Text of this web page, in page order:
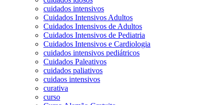
cuidados intensivos
Cuidados Intensivos Adultos
Cuidados Intensivos de Adultos
Cuidados Intensivos de Pediatria
Cuidados Intensivos e Cardiologia
cuidados intensivos pediátricos
Cuidados Paleativos
cuidados paliativos
cuidaos intensivos
curativa
curso